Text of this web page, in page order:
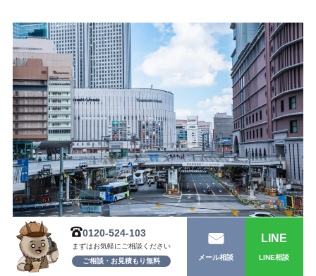
大阪・京都・神戸など、関西には数多くの探偵社がありま
す。
0120-524-103
まずはお気軽にご相談ください
ご相談・お見積もり無料
メール相談
LINE
LINE相談